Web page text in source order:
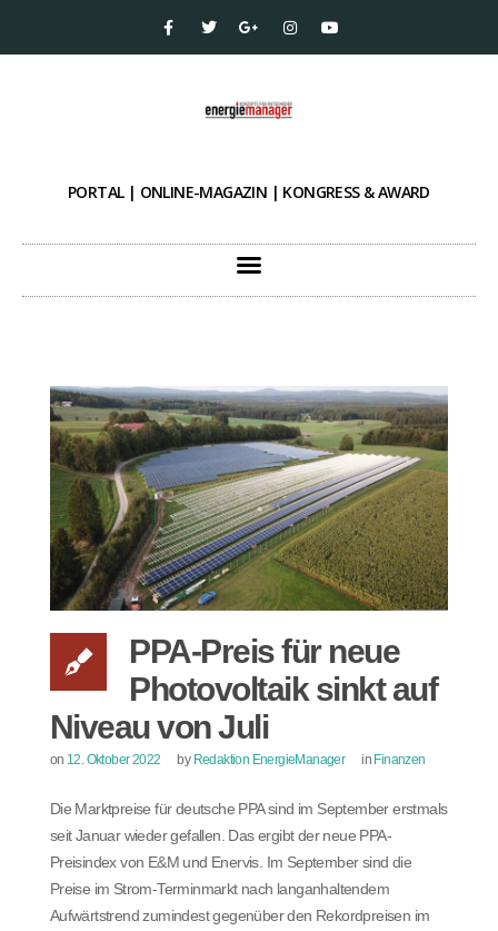
PORTAL | ONLINE-MAGAZIN | KONGRESS & AWARD
PPA-Preis für neue
Photovoltaik sinkt auf
Niveau von Juli
on 12. Oktober 2022 by Redaktion EnergieManager in Finanzen
Die Marktpreise für deutsche PPA sind im September erstmals
seit Januar wieder gefallen. Das ergibt der neue PPA-
Preisindex von E&M und Enervis. Im September sind die
Preise im Strom-Terminmarkt nach langanhaltendem
Aufwärtstrend zumindest gegenüber den Rekordpreisen im